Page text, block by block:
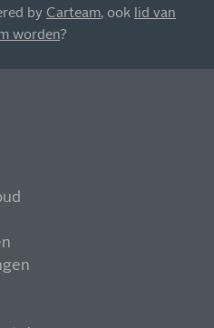
acties, aanbiedingen en
NIETS
by Carteam, ook lid van
worden?